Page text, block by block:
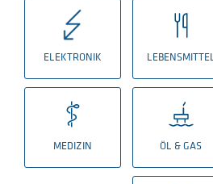
ELEKTRONIK
MEDIZIN ÖL & GAS